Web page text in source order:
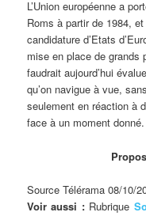
L’Union européenne a
Roms à partir de 1984,
candidature d’Etats
mise en place de grands
faudrait aujourd’hui
qu’on navigue à vue,
seulement en réaction à
face à un moment donné.
Source Télérama 08/10/
Voir aussi :Rubrique